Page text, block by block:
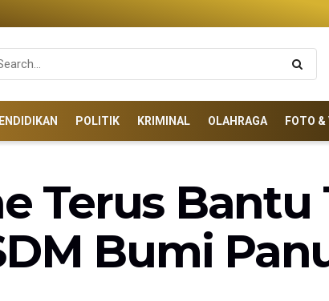
POLITIK KRIMINAL OLAHRAGA FOTO &
Terus
Bumi